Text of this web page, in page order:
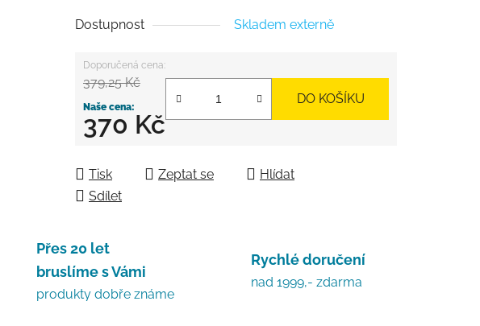
Dostupnost Skladem externě
379,25 Kč
370 Kč
DO KOŠÍKU
Tisk Zeptat se
Hlídat
Sdílet
Přes 20 let
bruslíme s Vámi
produkty dobře známe
Rychlé doručení
nad 1999,- zdarma